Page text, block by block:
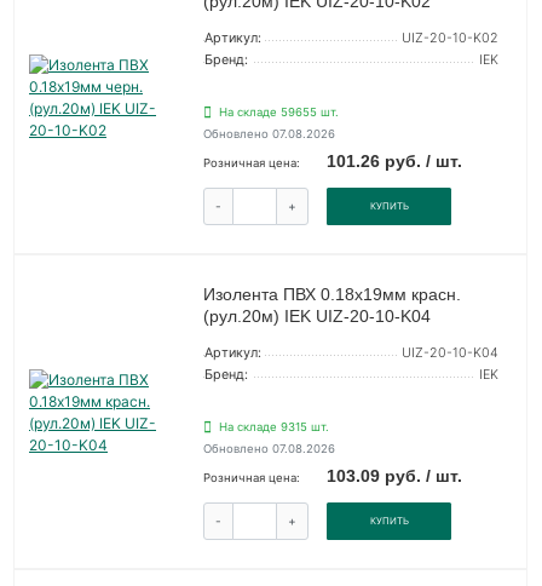
Артикул:
UIZ-20-10-K02
Бренд:
IEK
На складе 59655 шт.
Обновлено 07.08.2026
Розничная цена: 101.26 руб. / шт.
- + КУПИТЬ
Изолента ПВХ 0.18х19мм красн.
(рул.20м) IEK UIZ-20-10-K04
Артикул:
UIZ-20-10-K04
Бренд:
IEK
На складе 9315 шт.
Обновлено 07.08.2026
Розничная цена: 103.09 руб. / шт.
- + КУПИТЬ